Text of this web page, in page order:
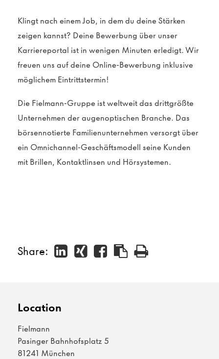
Klingt nach einem Job, in dem du deine Stärken
zeigen kannst? Deine Bewerbung über unser
Karriereportal ist in wenigen Minuten erledigt. Wir
freuen uns auf deine Online-Bewerbung inklusive
möglichem Eintrittstermin!
Die Fielmann-Gruppe ist weltweit das drittgrößte
Unternehmen der augenoptischen Branche. Das
börsennotierte Familienunternehmen versorgt über
ein Omnichannel-Geschäftsmodell seine Kunden
mit Brillen, Kontaktlinsen und Hörsystemen.
Share:
Location
Fielmann
Pasinger Bahnhofsplatz 5
81241 München